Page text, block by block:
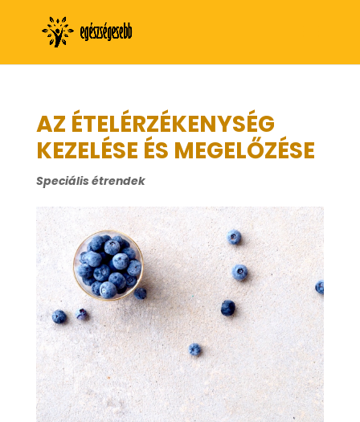
AZ ÉTELÉRZÉKENYSÉG
KEZELÉSE ÉS MEGELŐZÉSE
Speciális étrendek